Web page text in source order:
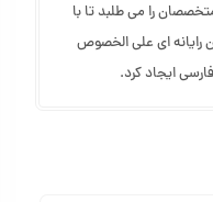
را می طلبد تا با
رایانه ای علی الخصوص
ایجاد کرد.